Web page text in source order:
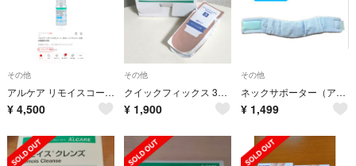
その他
アルケア リモイスコート ノンアルコール性保護膜形成剤(30ml)
¥ 4,500
その他
クイックフィックス 3号 45枚
¥ 1,900
その他
ネックサポーター（アルケア ポリネックソフト）
¥ 1,499